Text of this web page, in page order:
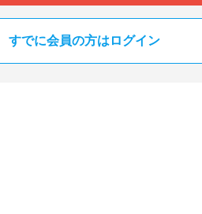
すでに会員の方はログイン